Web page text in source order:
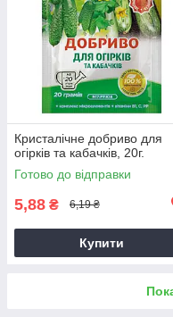
Кристалічне добриво для
огірків та кабачків, 20г.
Готово до відправки
5,88 ₴ 6,19 ₴
Купити